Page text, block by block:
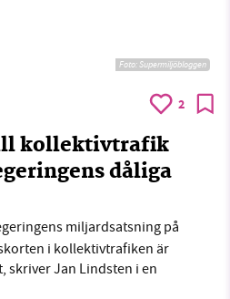
Foto: Supermiljöbloggen
2
kollektivtrafik
dåliga
miljardsatsning på
i kollektivtrafiken är
skriver Jan Lindsten i en